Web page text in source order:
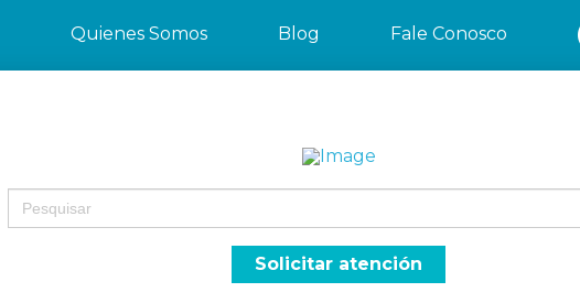
Quienes Somos Blog Fale Conosco
Search
for:
Solicitar atención